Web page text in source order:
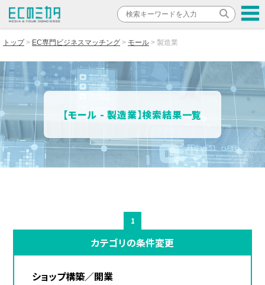
トップ EC専門ビジネスマッチング モール 製造業
【モール - 製造業】検索結果一覧
1
カテゴリの条件変更
ショップ構築／開業